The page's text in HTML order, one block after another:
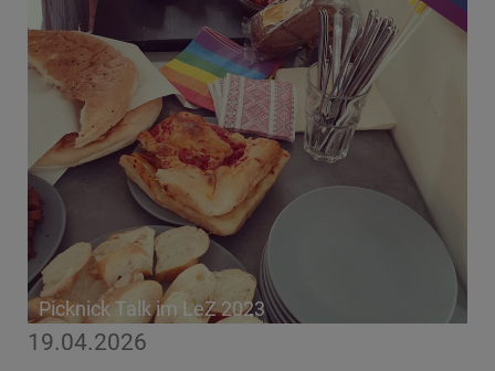
19.04.2026
Picknick Talk im LeZ 2023